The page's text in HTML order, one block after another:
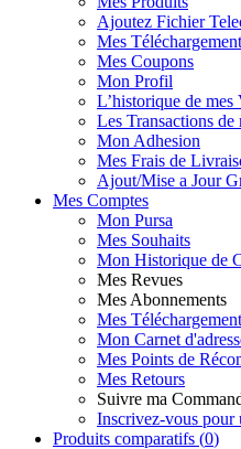
Ajoutez Fichier
Mes
Mes Coupons
Mon Profil
L’historique de mes
Les Transactions de
Mon Adhesion
Mes Frais de
Ajout/Mise a Jour
Mes Comptes
Mon Pursa
Mes Souhaits
Mon Historique de
Mes Revues
Mes Abonnements
Mes
Mon Carnet
Mes Points de
Mes Retours
Suivre ma
Inscrivez-vous pour
Produits comparatifs (0)